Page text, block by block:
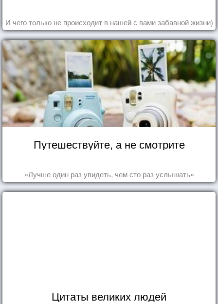
И чего только не происходит в нашей с вами забавной жизни)
Путешествуйте, а не смотрите
«Лучше один раз увидеть, чем сто раз услышать»
Цитаты великих людей